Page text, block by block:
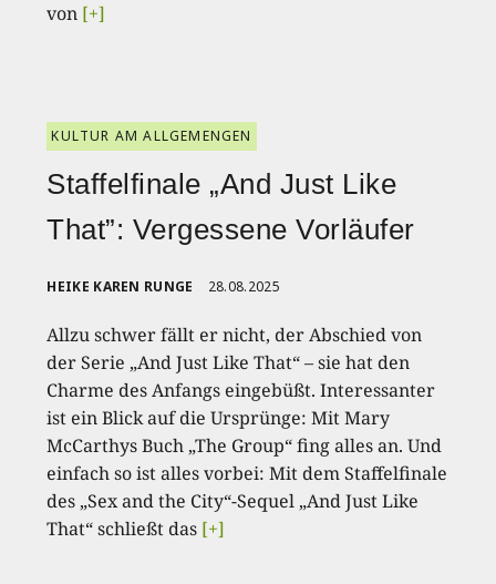
von [+]
KULTUR AM ALLGEMENGEN
Staffelfinale „And Just Like
That”: Vergessene Vorläufer
HEIKE KAREN RUNGE 28.08.2025
Allzu schwer fällt er nicht, der Abschied von
der Serie „And Just Like That“ – sie hat den
Charme des Anfangs eingebüßt. Interessanter
ist ein Blick auf die Ursprünge: Mit Mary
McCarthys Buch „The Group“ fing alles an. Und
einfach so ist alles vorbei: Mit dem Staffelfinale
des „Sex and the City“-Sequel „And Just Like
That“ schließt das [+]